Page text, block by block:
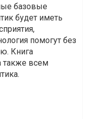
базовые
будет иметь
помогут без
Книга
также всем